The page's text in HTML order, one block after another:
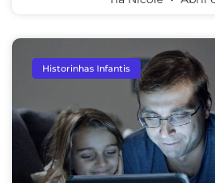
Historinhas Infantis